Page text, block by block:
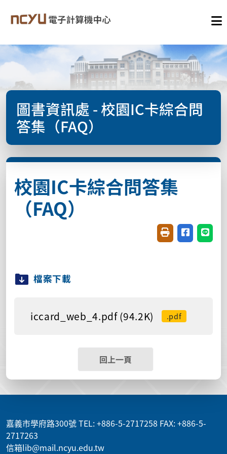
圖書資訊處 - 校園IC卡綜合問
答集（FAQ）
校園IC卡綜合問答集
（FAQ）
友善列印(開新視
分享至臉書
分享
檔案下載
iccard_web_4.pdf (94.2K) .pdf
回上一頁
嘉義市學府路300號 TEL: +886-5-2717258 FAX: +886-5-
2717263
信箱lib@mail.ncyu.edu.tw